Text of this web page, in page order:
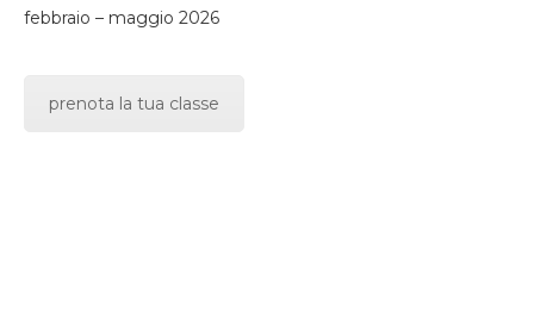
febbraio – maggio 2026
prenota la tua classe